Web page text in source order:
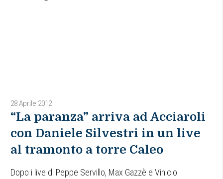
28 Aprile 2012
“La paranza” arriva ad Acciaroli
con Daniele Silvestri in un live
al tramonto a torre Caleo
Dopo i live di Peppe Servillo, Max Gazzè e Vinicio